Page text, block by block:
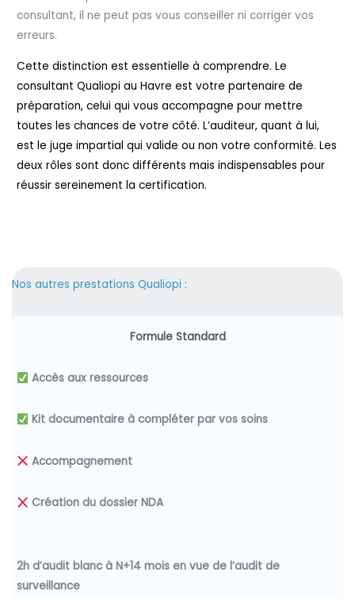
consultant, il ne peut pas vous conseiller ni corriger vos
erreurs.
Cette distinction est essentielle à comprendre. Le
consultant Qualiopi au Havre est votre partenaire de
préparation, celui qui vous accompagne pour mettre
toutes les chances de votre côté. L’auditeur, quant à lui,
est le juge impartial qui valide ou non votre conformité. Les
deux rôles sont donc différents mais indispensables pour
réussir sereinement la certification.
Nos autres prestations Qualiopi :
Formule Standard
Accès aux ressources
Kit documentaire à compléter par vos soins
Accompagnement
Création du dossier NDA
2h d’audit blanc à N+14 mois en vue de l’audit de
surveillance